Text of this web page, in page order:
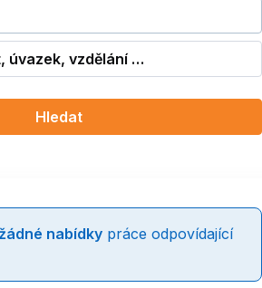
úvazek, vzdělání …
Hledat
žádné nabídky práce odpovídající